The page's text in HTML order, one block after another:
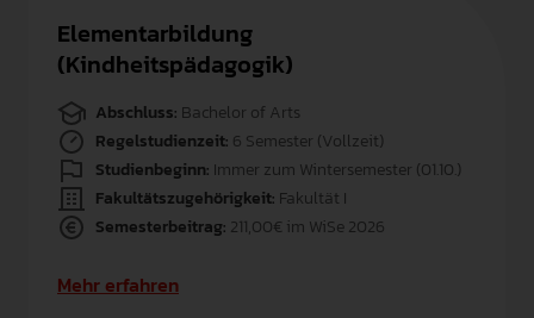
Elementarbildung
(Kindheitspädagogik)
Abschluss: Bachelor of Arts
Regelstudienzeit: 6 Semester (Vollzeit)
Studienbeginn: Immer zum Wintersemester (01.10.)
Fakultätszugehörigkeit: Fakultät I
Semesterbeitrag: 211,00€ im WiSe 2026
Mehr erfahren